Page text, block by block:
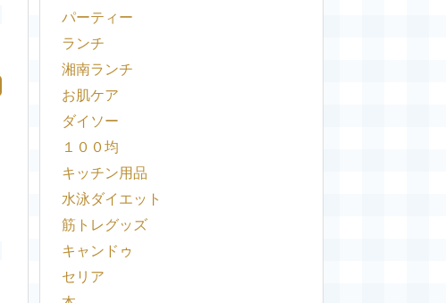
パーティー
ランチ
湘南ランチ
お肌ケア
ダイソー
１００均
キッチン用品
水泳ダイエット
筋トレグッズ
キャンドゥ
セリア